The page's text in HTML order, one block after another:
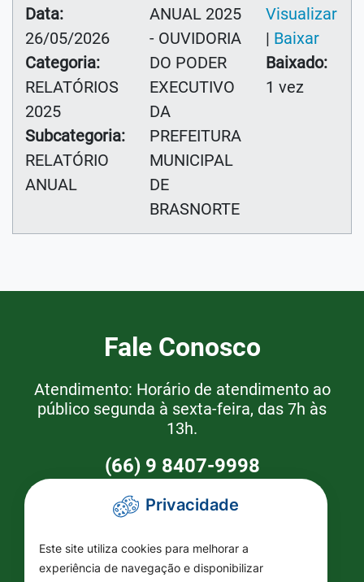
Data:
26/05/2026
Categoria:
RELATÓRIOS
2025
Subcategoria:
RELATÓRIO
ANUAL
ANUAL 2025
- OUVIDORIA
DO PODER
EXECUTIVO
DA
PREFEITURA
MUNICIPAL
DE
BRASNORTE
Visualizar
| Baixar
Baixado:
1 vez
Fale Conosco
Atendimento: Horário de atendimento ao
público segunda à sexta-feira, das 7h às
13h.
(66) 9 8407-9998
Como Chegar
Prefeitura de Brasnorte
Privacidade
Este site utiliza cookies para melhorar a
experiência de navegação e disponibilizar